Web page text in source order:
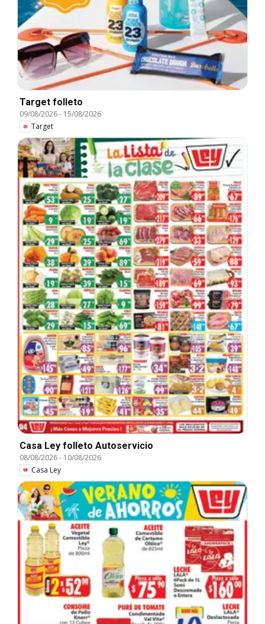
Target folleto
09/08/2026- 15/08/2026
Target
Casa Ley folleto Autoservicio
08/08/2026- 10/08/2026
Casa Ley